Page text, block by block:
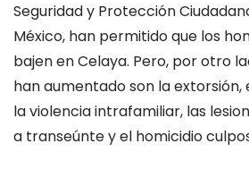
Seguridad y Protección
México, han permitido que los
bajen en Celaya. Pero, por otro
han aumentado son la
la violencia intrafamiliar, las
a transeúnte y el homicidio